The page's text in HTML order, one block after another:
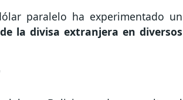
paralelo ha experimentado un
la divisa extranjera en diversos